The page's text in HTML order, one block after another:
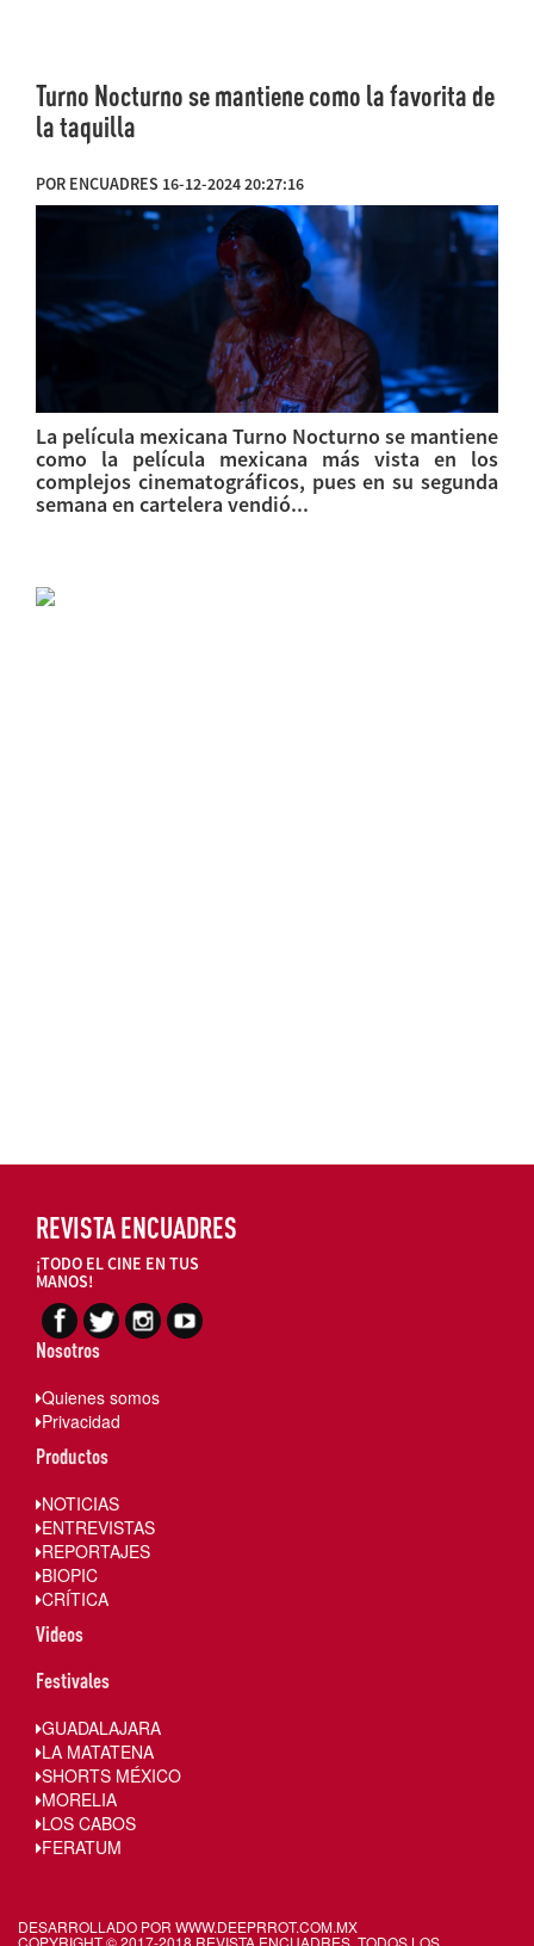
Turno Nocturno se mantiene como la favorita de
la taquilla
POR ENCUADRES 16-12-2024 20:27:16
La película mexicana Turno Nocturno se mantiene
como la película mexicana más vista en los
complejos cinematográficos, pues en su segunda
semana en cartelera vendió...
REVISTA ENCUADRES
¡TODO EL CINE EN TUS
MANOS!
Nosotros
Quienes somos
Privacidad
Productos
NOTICIAS
ENTREVISTAS
REPORTAJES
BIOPIC
CRÍTICA
Videos
Festivales
GUADALAJARA
LA MATATENA
SHORTS MÉXICO
MORELIA
LOS CABOS
FERATUM
DESARROLLADO POR WWW.DEEPRROT.COM.MX
COPYRIGHT © 2017-2018 REVISTA ENCUADRES. TODOS LOS